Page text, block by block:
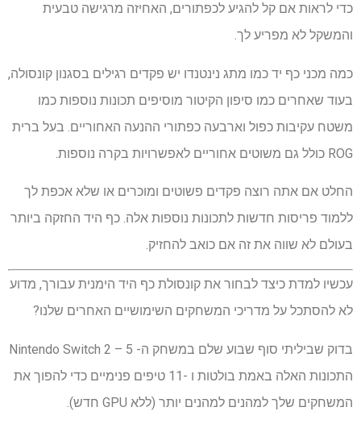
כדי לראות אם קל להגיע לכפתורים, האחיזה מרגישה טבעית
והמשקל לא מפריע לך.
כמה מכני כף יד כמו מתג נינטנדו יש פקדים רגילים בסגנון קונסולה,
בעוד שאחרים כמו סיפון הקיטור מוסיפים תכונות נוספות כמו
משטח עקיבות כפול וארבעה כפתורי ההנעה האחוריים. בעל ברית
ROG כולל גם משוטים אחוריים לאפשרויות בקרה נוספות.
החלט אם אתה רוצה פקדים פשוטים ומוכרים או שלא אכפת לך
ללמוד פריסות חדשות לתכונות נוספות אלה. כף היד החזקה ביותר
בעולם לא שווה את זה אם כואב להחזיק.
עכשיו למדת כיצד לבחור את קונסולת כף היד הימנית עבורך, מדוע
לא להסתכל על מדריכי המשחקים השימושיים האחרים שלנו?
בדוק שביליתי סוף שבוע שלם במשחק ה- Nintendo Switch 2 – 5
התכונות האלה באמת בולטות ו -11 טיפים פנימיים כדי להפוך את
המשחקים שלך למהנים למהנים יותר (ללא GPU חדש).